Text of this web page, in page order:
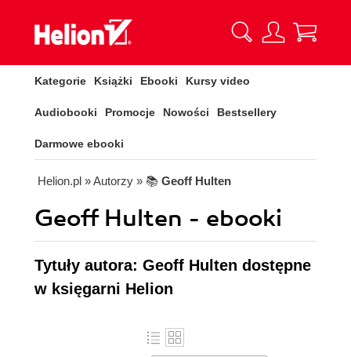
Kategorie Książki Ebooki Kursy video
Audiobooki Promocje Nowości Bestsellery
Darmowe ebooki
Helion.pl » Autorzy » 📚 Geoff Hulten
Geoff Hulten - ebooki
Tytuły autora: Geoff Hulten dostępne
w księgarni Helion